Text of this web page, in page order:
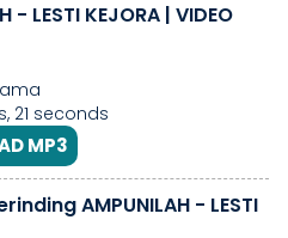
- LESTI KEJORA | VIDEO
21 seconds
MP3
AMPUNILAH - LESTI